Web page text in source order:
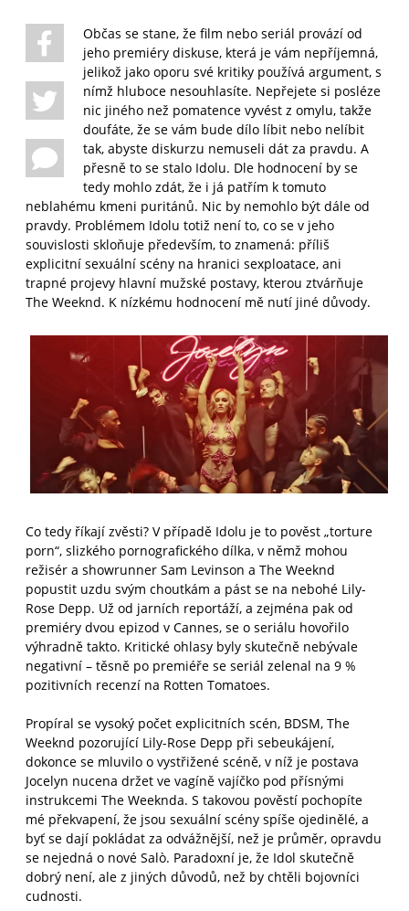
Občas se stane, že film nebo seriál provází od
jeho premiéry diskuse, která je vám nepříjemná,
jelikož jako oporu své kritiky používá argument, s
nímž hluboce nesouhlasíte. Nepřejete si posléze
nic jiného než pomatence vyvést z omylu, takže
doufáte, že se vám bude dílo líbit nebo nelíbit
tak, abyste diskurzu nemuseli dát za pravdu. A
přesně to se stalo Idolu. Dle hodnocení by se
tedy mohlo zdát, že i já patřím k tomuto
neblahému kmeni puritánů. Nic by nemohlo být dále od
pravdy. Problémem Idolu totiž není to, co se v jeho
souvislosti skloňuje především, to znamená: příliš
explicitní sexuální scény na hranici sexploatace, ani
trapné projevy hlavní mužské postavy, kterou ztvárňuje
The Weeknd. K nízkému hodnocení mě nutí jiné důvody.
Co tedy říkají zvěsti? V případě Idolu je to pověst „torture
porn“, slizkého pornografického dílka, v němž mohou
režisér a showrunner Sam Levinson a The Weeknd
popustit uzdu svým choutkám a pást se na nebohé Lily-
Rose Depp. Už od jarních reportáží, a zejména pak od
premiéry dvou epizod v Cannes, se o seriálu hovořilo
výhradně takto. Kritické ohlasy byly skutečně nebývale
negativní – těsně po premiéře se seriál zelenal na 9 %
pozitivních recenzí na Rotten Tomatoes.
Propíral se vysoký počet explicitních scén, BDSM, The
Weeknd pozorující Lily-Rose Depp při sebeukájení,
dokonce se mluvilo o vystřižené scéně, v níž je postava
Jocelyn nucena držet ve vagíně vajíčko pod přísnými
instrukcemi The Weeknda. S takovou pověstí pochopíte
mé překvapení, že jsou sexuální scény spíše ojedinělé, a
byť se dají pokládat za odvážnější, než je průměr, opravdu
se nejedná o nové Salò. Paradoxní je, že Idol skutečně
dobrý není, ale z jiných důvodů, než by chtěli bojovníci
cudnosti.